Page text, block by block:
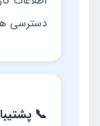
دسترسی
📞